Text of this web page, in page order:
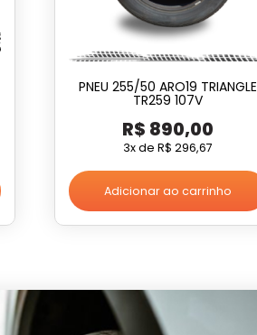
PNEU 255/50 ARO19 TRIANGLE
TR259 107V
R$ 890,00
3x deR$ 296,67
Adicionar ao carrinho